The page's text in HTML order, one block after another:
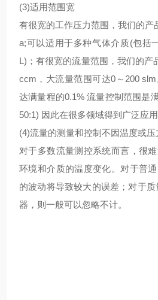
(3)适用范围宽
有很宽的工作压力范围，我们的产
a;可以适用于多种气体介质(包括
L)；有很宽的流量范围，我们的产
ccm，大流量范围可达0～200
达满量程的0.1% 流量控制范围是
50:1) 因此在很多领域得到广泛应用
(4)流量的测量和控制不因温度或压
对于多数流量测控系统而言，很
环境和介质的温度变化。对于普
的波动将导致较大的误差；对于
器，则一般可以忽略不计。